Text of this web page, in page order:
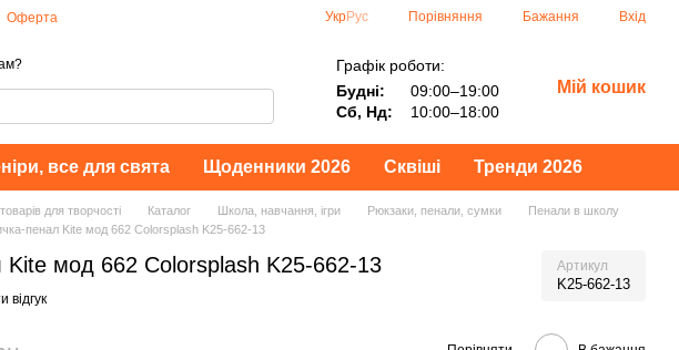
Оферта
УкрРус Порівняння Бажання Вхід
Графік роботи:
Будні:
09:00–19:00
Сб, Нд:
10:00–18:00
Мій кошик
все для свята Щоденники 2026 Сквіші Тренди 2026
для творчості Каталог Школа, навчання, ігри Рюкзаки, пенали, сумки
Пенали в школу
пенал Kite мод 662 Colorsplash K25-662-13
Kite мод 662 Colorsplash K25-662-13 Артикул
K25-662-13
відгук